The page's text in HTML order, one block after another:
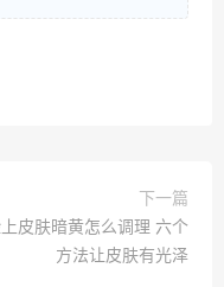
下一篇
皮肤暗黄怎么调理 六个
方法让皮肤有光泽